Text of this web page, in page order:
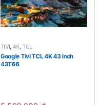
TIVI,4K, TCL
Google Tivi TCL 4K 43 inch
43T66